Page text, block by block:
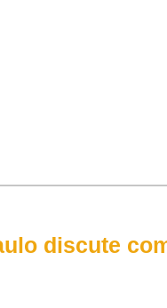
discute